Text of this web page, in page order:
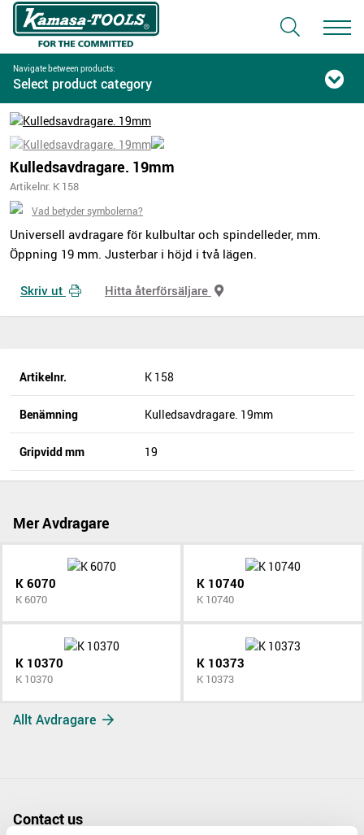
Navigate between products:
Select product category
Kulledsavdragare. 19mm
Artikelnr. K 158
Vad betyder symbolerna?
Universell avdragare för kulbultar och spindelleder, mm.
Öppning 19 mm. Justerbar i höjd i två lägen.
Skriv ut Hitta återförsäljare
Artikelnr. K 158
Benämning Kulledsavdragare. 19mm
Gripvidd mm 19
Mer Avdragare
K 6070
K 6070
K 10740
K 10740
K 10370
K 10370
K 10373
K 10373
Allt Avdragare
Contact us